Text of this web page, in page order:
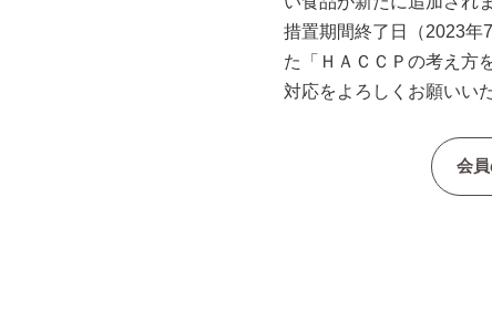
措置期間終了日（2023年
た「ＨＡＣＣＰの考え方
対応をよろしくお願いい
会員